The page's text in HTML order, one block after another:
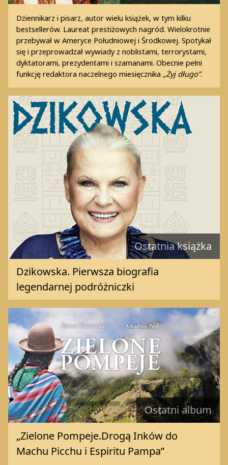
Dziennikarz i pisarz, autor wielu książek, w tym kilku
bestsellerów. Laureat prestiżowych nagród. Wielokrotnie
przebywał w Ameryce Południowej i Środkowej. Spotykał
się i przeprowadzał wywiady z noblistami, terrorystami,
dyktatorami, prezydentami i szamanami. Obecnie pełni
funkcję redaktora naczelnego miesięcznika „Żyj długo”.
Ostatnia książka
Dzikowska. Pierwsza biografia
legendarnej podróżniczki
Ostatni album
„Zielone Pompeje.Drogą Inków do
Machu Picchu i Espiritu Pampa”